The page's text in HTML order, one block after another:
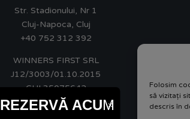
Folosim
să vizitați
descris în
Str. Stadionului, Nr 1
Cluj-Napoca, Cluj
+40 752 312 392
WINNERS FIRST SRL
J12/3003/01.10.2015
CUI 35075642
ANPC 0219551
REZERVĂ ACUM